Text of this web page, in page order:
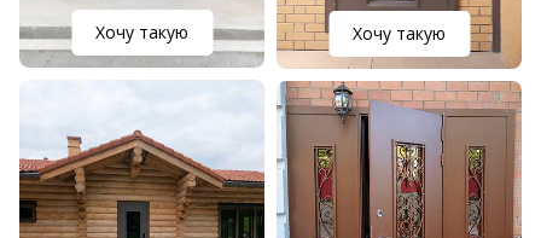
Хочу такую Хочу такую